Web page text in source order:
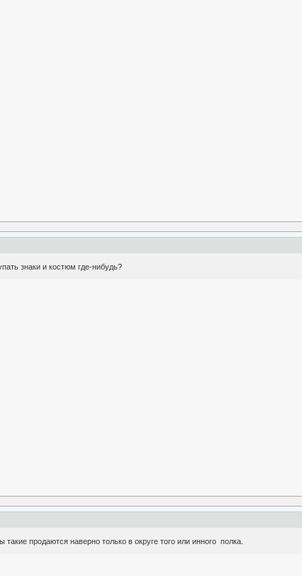
знаки и костюм где-нибудь?
продаются наверно только в округе того или инного полка.